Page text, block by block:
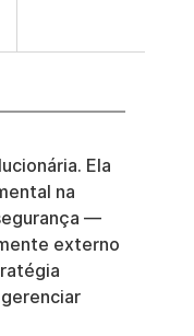
Ela
na
—
externo